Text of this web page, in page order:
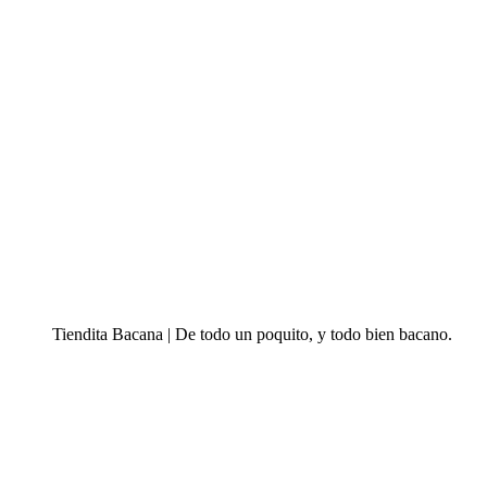
Tiendita Bacana | De todo un poquito, y todo bien bacano.